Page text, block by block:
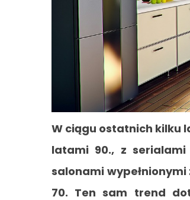
W ciągu ostatnich kilku
latami 90., z
salonami
70. Ten sam trend